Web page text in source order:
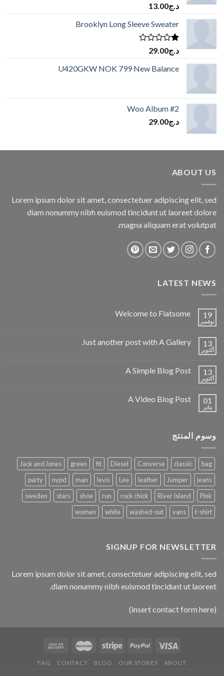
تم
التقييم
2.00
من
5
د.ج13.00
Brooklyn Long Sleeve Sweater
تم
التقييم
من
د.ج29.00
U420GKW NOK 799 New Balance
Woo Album #2
د.ج29.00
ABOUT US
Lorem ipsum dolor sit amet, consectetuer adipiscing elit, sed
diam nonummy nibh euismod tincidunt ut laoreet dolore
magna aliquam erat volutpat.
LATEST NEWS
19
نوفمبر
Welcome to Flatsome
13
أكتوبر
Just another post with A Gallery
13
أكتوبر
A Simple Blog Post
01
يناير
A Video Blog Post
وسوم المنتج
bag
classic
Converse
Diesel
fit
green
Jack and Jones
jeans
Jumper
leather
Lee
levis
man
nypd
party
Pink
River Island
rock chick
run
shoe
stars
sweden
t-shirt
vans
washed-out
white
women
SIGNUP FOR NEWSLETTER
Lorem ipsum dolor sit amet, consectetuer adipiscing elit, sed
diam nonummy nibh euismod tincidunt ut laoreet.
(insert contact form here)
ABOUT
OUR STORES
BLOG
CONTACT
FAQ